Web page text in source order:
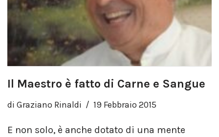
Il Maestro è fatto di Carne e Sangue
di Graziano Rinaldi 19 Febbraio 2015
E non solo, è anche dotato di una mente